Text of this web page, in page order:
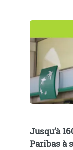
Jusqu’à
Paribas à